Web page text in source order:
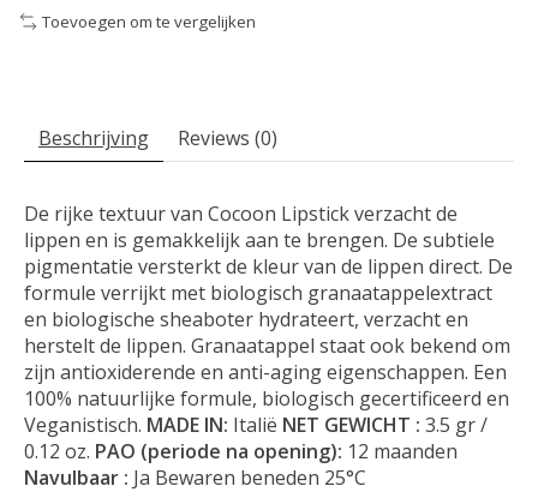
Toevoegen om te vergelijken
Beschrijving Reviews (0)
De rijke textuur van Cocoon Lipstick verzacht de
lippen en is gemakkelijk aan te brengen. De subtiele
pigmentatie versterkt de kleur van de lippen direct. De
formule verrijkt met biologisch granaatappelextract
en biologische sheaboter hydrateert, verzacht en
herstelt de lippen. Granaatappel staat ook bekend om
zijn antioxiderende en anti-aging eigenschappen. Een
100% natuurlijke formule, biologisch gecertificeerd en
Veganistisch. MADE IN: Italië NET GEWICHT : 3.5 gr /
0.12 oz. PAO (periode na opening): 12 maanden
Navulbaar : Ja Bewaren beneden 25°C